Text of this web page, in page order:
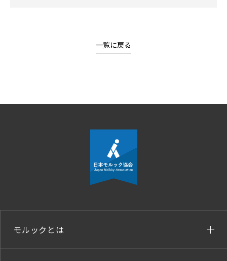
一覧に戻る
モルックとは